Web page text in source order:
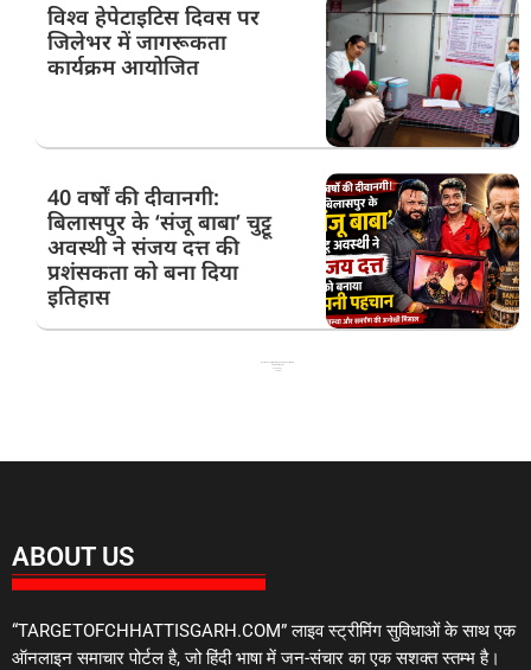
विश्व हेपेटाइटिस दिवस पर
जिलेभर में जागरूकता
कार्यक्रम आयोजित
40 वर्षों की दीवानगी:
बिलासपुर के ‘संजू बाबा’ चुट्टू
अवस्थी ने संजय दत्त की
प्रशंसकता को बना दिया
इतिहास
ABOUT US
“TARGETOFCHHATTISGARH.COM” लाइव स्ट्रीमिंग सुविधाओं के साथ एक
ऑनलाइन समाचार पोर्टल है, जो हिंदी भाषा में जन-संचार का एक सशक्त स्तम्भ है।